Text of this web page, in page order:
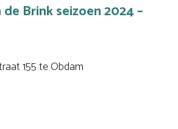
de Brink seizoen 2024 –
155 te Obdam